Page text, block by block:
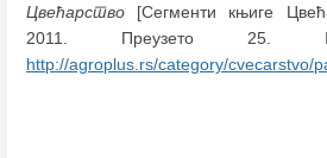
Цвећарство [Сегменти књиге
2011. Преузето
http://agroplus.rs/category/cvecarstvo/